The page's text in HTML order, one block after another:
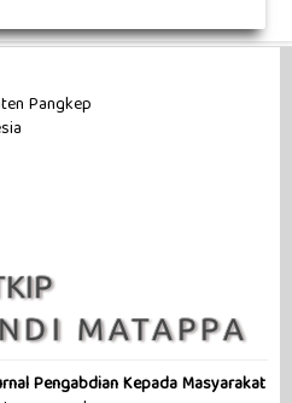
Pangkep
Pengabdian Kepada Masyarakat